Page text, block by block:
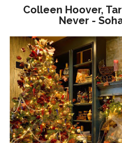
Colleen Hoover,
Never -